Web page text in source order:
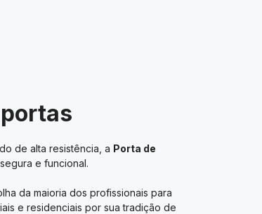
de alta resistência, a Porta de
e funcional.
da maioria dos profissionais para
e residenciais por sua tradição de